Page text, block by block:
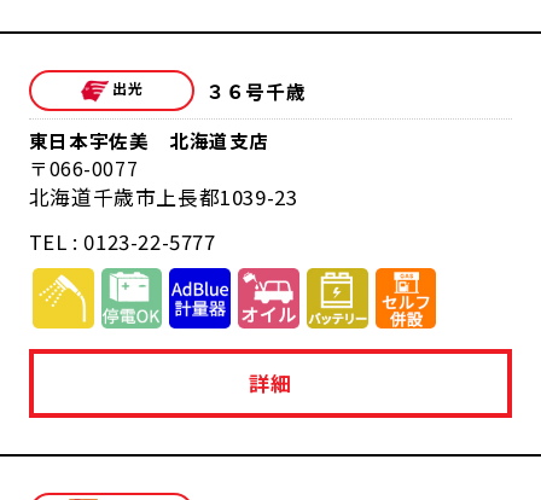
３６号千歳
東日本宇佐美 北海道支店
066-0077
北海道千歳市上長都1039-23
TEL : 0123-22-5777
詳細